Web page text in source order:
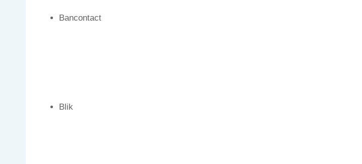
Bancontact
Blik